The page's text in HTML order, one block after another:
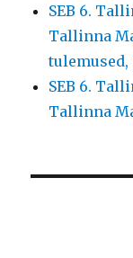
SEB 6.
Tallinna
SEB 6.
Tallinna